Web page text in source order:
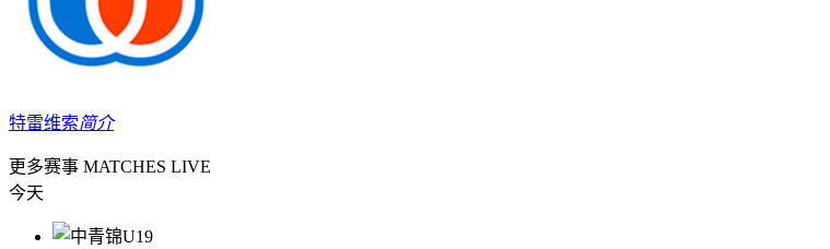
特雷维索简介
更多赛事 MATCHES LIVE
今天